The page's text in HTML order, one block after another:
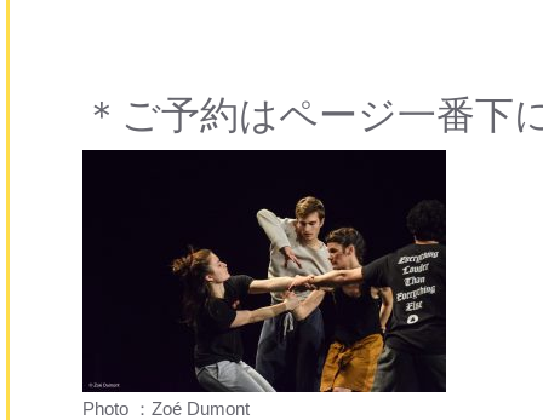
＊ご予約はページ一番下
Photo ：Zoé Dumont